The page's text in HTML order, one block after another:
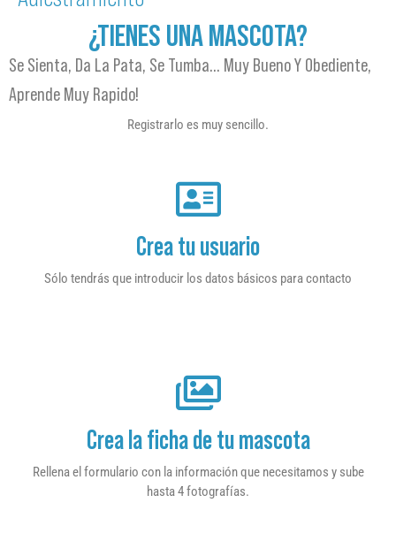
¿TIENES UNA MASCOTA?
Se Sienta, Da La Pata, Se Tumba… Muy Bueno Y Obediente,
Aprende Muy Rapido!
Registrarlo es muy sencillo.
Crea tu usuario
Sólo tendrás que introducir los datos básicos para contacto
Crea la ficha de tu mascota
Rellena el formulario con la información que necesitamos y sube
hasta 4 fotografías.